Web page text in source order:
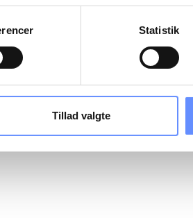
at nogle af vores
du yderligere information om
formål vores hjemmeside må
Statistik
Tillad valgte